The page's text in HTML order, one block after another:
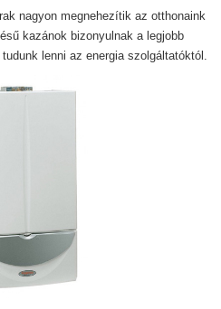
nagyon megnehezítik az otthonaink
kazánok bizonyulnak a legjobb
lenni az energia szolgáltatóktól.